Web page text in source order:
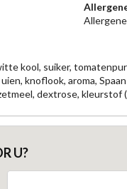
kool, suiker,
knoflook, aroma,
dextrose, kleurstof
U?